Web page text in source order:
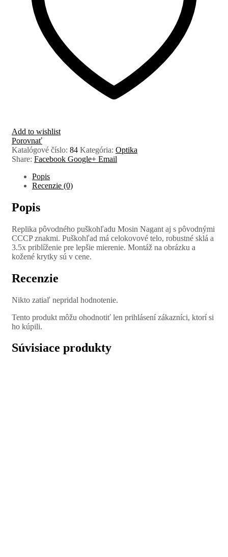
Add to wishlist
Porovnať
Katalógové číslo: 84 Kategória: Optika
Share: Facebook Google+ Email
Popis
Recenzie (0)
Popis
Replika pôvodného puškohľadu Mosin Nagant aj s pôvodnými
CCCP znakmi. Puškohľad má celokovové telo, robustné sklá a
3.5x priblíženie pre lepšie mierenie. Montáž na obrázku a
kožené krytky sú v cene.
Recenzie
Nikto zatiaľ nepridal hodnotenie.
Tento produkt môžu ohodnotiť len prihlásení zákazníci, ktorí si
ho kúpili.
Súvisiace produkty